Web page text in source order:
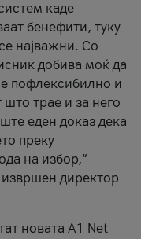
каде
бенефити, туку
најважни. Со
добива моќ да
пофлексибилно и
трае и за него
еден доказ дека
преку
на избор,“
извршен директор
новата А1 Net